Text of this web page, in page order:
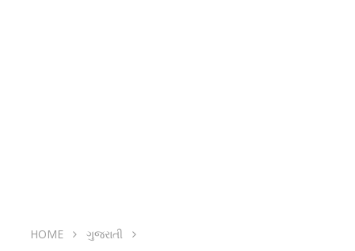
HOME
ગુજરાતી